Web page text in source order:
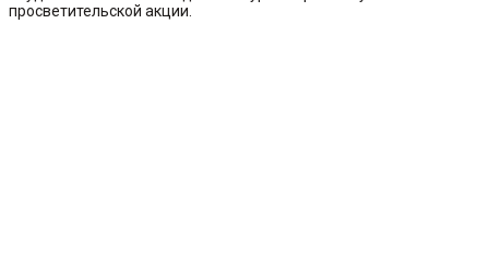
просветительской акции.